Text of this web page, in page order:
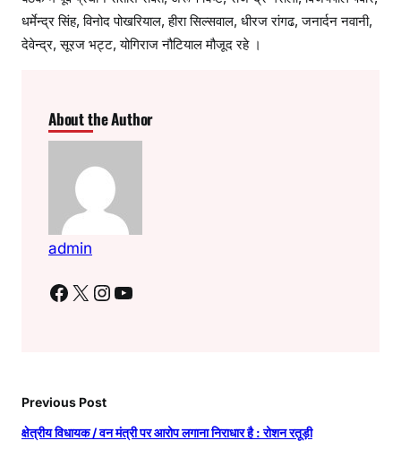
धर्मेन्द्र सिंह, विनोद पोखरियाल, हीरा सिल्सवाल, धीरज रांगढ, जनार्दन नवानी,
देवेन्द्र, सूरज भट्ट, योगिराज नौटियाल मौजूद रहे ।
About the Author
admin
Facebook X Instagram YouTube
Previous Post
क्षेत्रीय विधायक / वन मंत्री पर आरोप लगाना निराधार है : रोशन रतूड़ी